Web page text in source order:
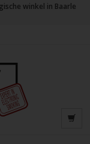
winkel in Baarle